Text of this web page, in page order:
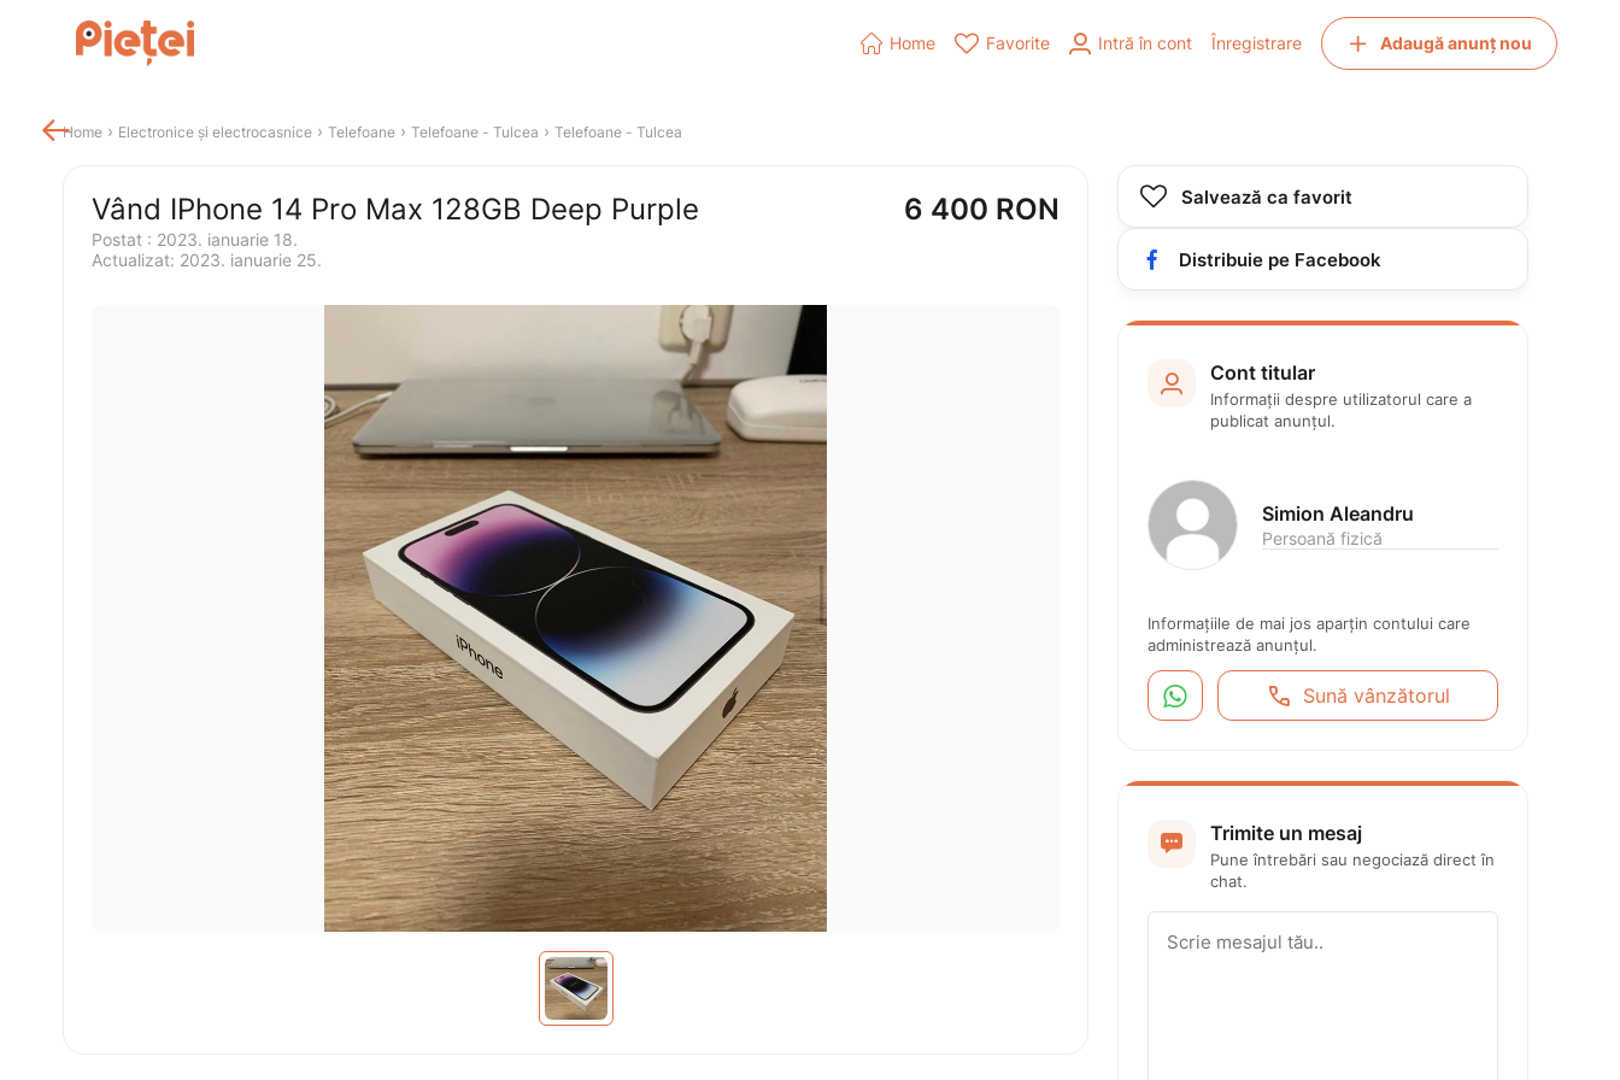
Home › Electronice și electrocasnice › Telefoane › Telefoane - Tulcea › Telefoane - Tulcea
Vând IPhone 14 Pro Max 128GB Deep Purple 6 400 RON
Postat : 2023. ianuarie 18.
Actualizat: 2023. ianuarie 25.
 Salvează ca favorit
 Distribuie pe Facebook
 Cont titular
Informații despre utilizatorul care a
publicat anunțul.
Simion Aleandru
Persoană fizică
Informațiile de mai jos aparțin contului care
administrează anunțul.
  Sună vânzătorul
 Trimite un mesaj
Pune întrebări sau negociază direct în
chat.
 Home  Favorite  Intră în cont Înregistrare  Adaugă anunț nou